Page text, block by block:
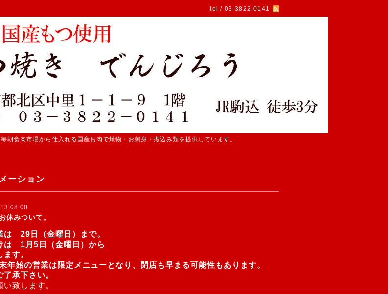
tel / 03-3822-0141
食肉市場から仕入れる国産お肉で焼物・お刺身・煮込み類を提供しています。
ーション
休みついて。
は 29日（金曜日）まで。
は 1月5日（金曜日）から
す。
始の営業は限定メニューとなり、閉店も早まる可能性もあります。
承下さい。
致します。